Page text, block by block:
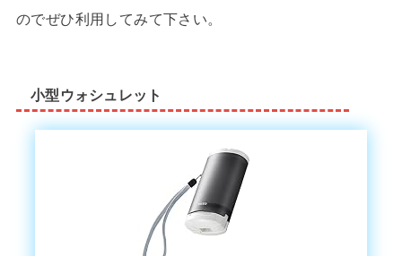
のでぜひ利用してみて下さい。
小型ウォシュレット